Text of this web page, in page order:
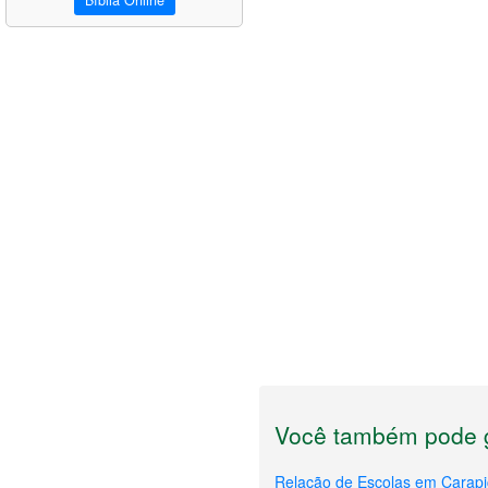
Você também pode
Relação de Escolas em